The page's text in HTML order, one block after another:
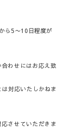
ら5〜10日程度が
わせにはお応え致
対応いたしかねま
させていただきま